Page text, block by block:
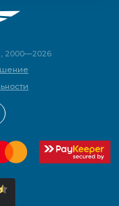
2000—2026